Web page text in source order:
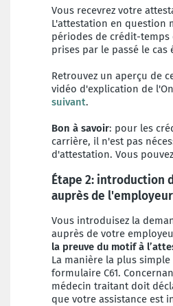
Vous recevrez votre
L'attestation en question
périodes de crédit-temps
prises par le passé le cas
Retrouvez un aperçu de
vidéo d'explication de
suivant.
Bon à savoir: pour les
carrière, il n'est pas
d'attestation. Vous
Étape 2: introduction
auprès de l'employeur
Vous introduisez la
auprès de votre
la preuve du motif à
La manière la plus simple
formulaire C61.
médecin traitant doit
que votre assistance est